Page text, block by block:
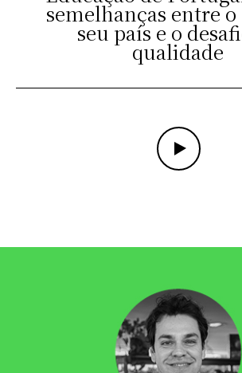
semelhanças entre o
seu país e o
qualidade